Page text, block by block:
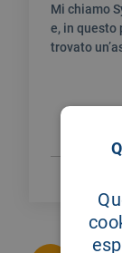
Mi chiamo
e, in questo
trovato